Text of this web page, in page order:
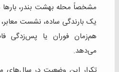
مشخصاً محله بهشت بندر،
یک بارندگی ساده، نشست
هم‌زمان فوران یا پس‌زدگی
می‌دهد.